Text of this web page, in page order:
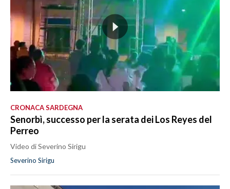
CRONACA SARDEGNA
Senorbì, successo per la serata dei Los Reyes del
Perreo
Video di Severino Sirigu
Severino Sirigu